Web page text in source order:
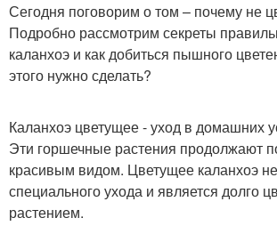
Сегодня поговорим о том – почему не
Подробно рассмотрим секреты
каланхоэ и как добиться пышного
этого нужно сделать?
Каланхоэ цветущее - уход в домашних
Эти горшечные растения продолжают
красивым видом. Цветущее каланхоэ
специального ухода и является долго
растением.